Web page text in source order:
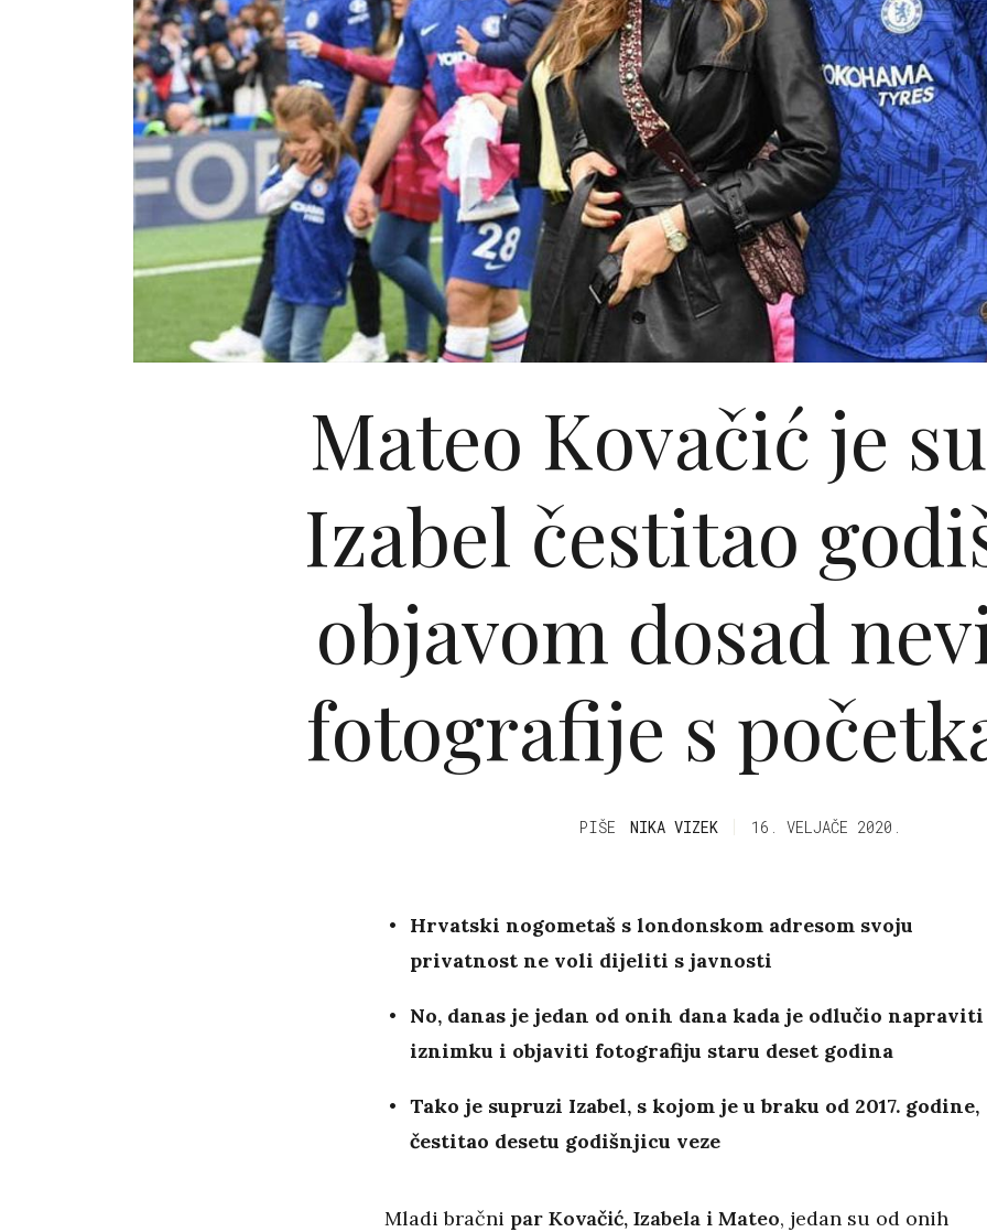
Mateo Kovačić je
Izabel čestitao
objavom dosad
fotografije s
PIŠE NIKA VIZEK 16. VELJAČE 2020.
Hrvatski nogometaš s londonskom adresom svoju
privatnost ne voli dijeliti s javnosti
No, danas je jedan od onih dana kada je odlučio napraviti
iznimku i objaviti fotografiju staru deset godina
Tako je supruzi Izabel, s kojom je u braku od 2017. godine,
čestitao desetu godišnjicu veze
Mladi bračni par Kovačić, Izabela i Mateo, jedan su od onih